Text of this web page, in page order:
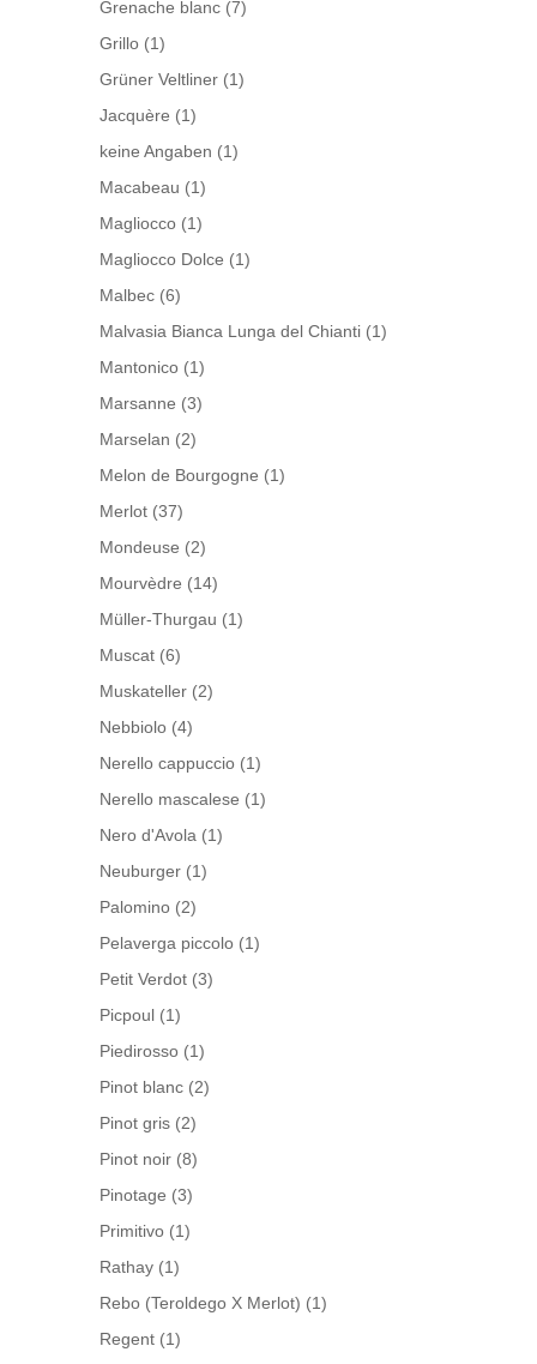
Grenache blanc (7)
Grillo (1)
Grüner Veltliner (1)
Jacquère (1)
keine Angaben (1)
Macabeau (1)
Magliocco (1)
Magliocco Dolce (1)
Malbec (6)
Malvasia Bianca Lunga del Chianti (1)
Mantonico (1)
Marsanne (3)
Marselan (2)
Melon de Bourgogne (1)
Merlot (37)
Mondeuse (2)
Mourvèdre (14)
Müller-Thurgau (1)
Muscat (6)
Muskateller (2)
Nebbiolo (4)
Nerello cappuccio (1)
Nerello mascalese (1)
Nero d'Avola (1)
Neuburger (1)
Palomino (2)
Pelaverga piccolo (1)
Petit Verdot (3)
Picpoul (1)
Piedirosso (1)
Pinot blanc (2)
Pinot gris (2)
Pinot noir (8)
Pinotage (3)
Primitivo (1)
Rathay (1)
Rebo (Teroldego X Merlot) (1)
Regent (1)